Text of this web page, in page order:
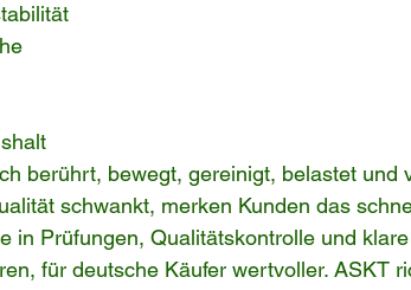
berührt, bewegt, gereinigt, belastet und
schwankt, merken Kunden das
in Prüfungen, Qualitätskontrolle und klare
für deutsche Käufer wertvoller. ASKT